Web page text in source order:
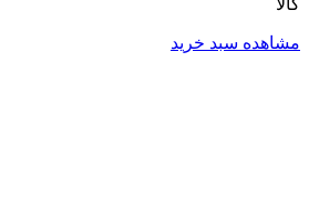
کالا
مشاهده سبد خرید